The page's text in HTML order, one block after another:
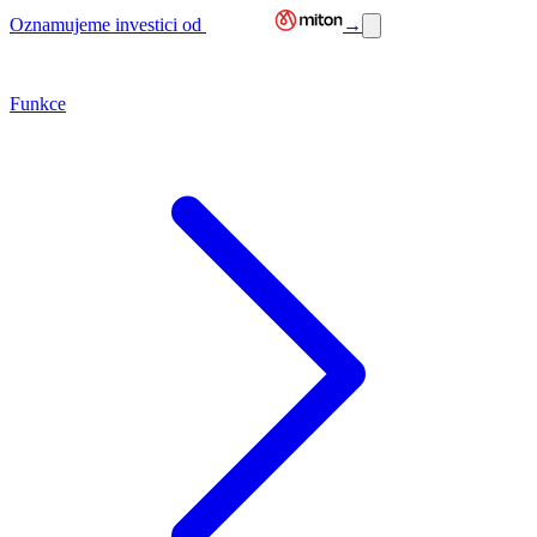
Oznamujeme investici od →
Funkce